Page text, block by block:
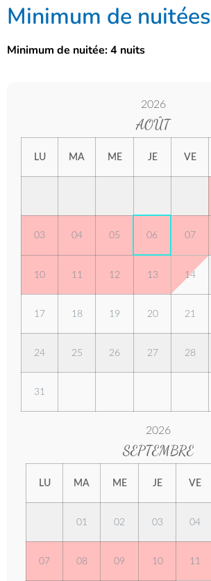
Minimum de nuitées
Minimum de nuitée: 4 nuits
2026
AOÛT
LU MA ME JE VE
03 04 05 06 07
10 11 12 13 14
17 18 19 20 21
24 25 26 27 28
31
2026
SEPTEMBRE
LU MA ME JE VE
01 02 03 04
07 08 09 10 11